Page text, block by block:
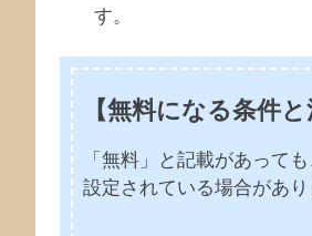
す。
【無料になる条件と
「無料」と記載があって
設定されている場合があり